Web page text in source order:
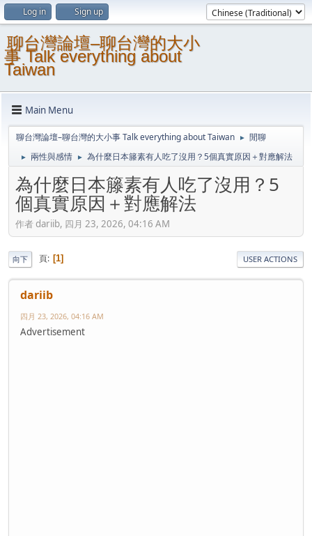
Log in Sign up
聊台灣論壇–聊台灣的大小
事 Talk everything about
Taiwan
Main Menu
聊台灣論壇–聊台灣的大小事 Talk everything about Taiwan ► 閒聊
► 兩性與感情 ► 為什麼日本籐素有人吃了沒用？5個真實原因＋對應解法
為什麼日本籐素有人吃了沒用？5
個真實原因＋對應解法
作者 dariib, 四月 23, 2026, 04:16 AM
向下 頁 1 USER ACTIONS
dariib
四月 23, 2026, 04:16 AM
Advertisement